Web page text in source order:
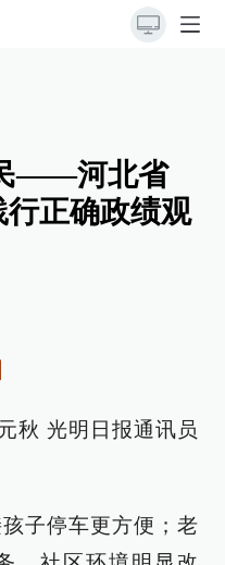
——河北省
正确政绩观
秋 光明日报通讯员
子停车更方便；老